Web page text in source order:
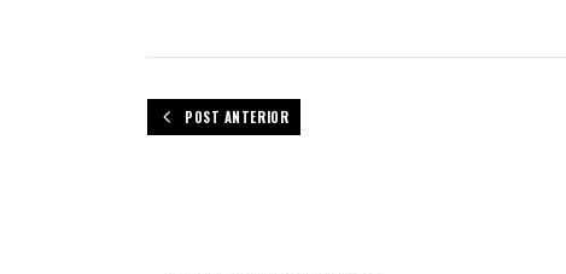
POST ANTERIOR